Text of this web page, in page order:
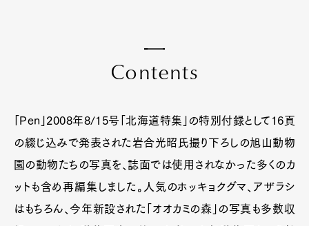
Contents
「Pen」2008年8/15号「北海道特集」の特別付録として16頁
の綴じ込みで発表された岩合光昭氏撮り下ろしの旭山動物
園の動物たちの写真を、誌面では使用されなかった多くのカ
ットも含め再編集しました。人気のホッキョクグマ、アザラシ
はもちろん、今年新設された「オオカミの森」の写真も多数収